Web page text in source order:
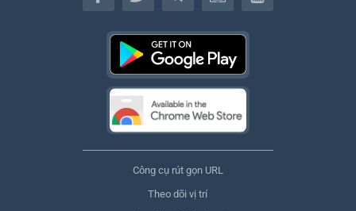
Công cụ rút gọn URL
Theo dõi vị trí